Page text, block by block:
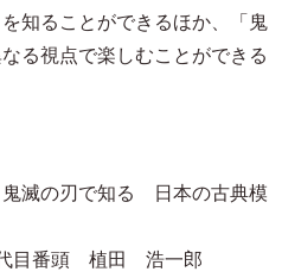
知ることができるほか、「鬼
る視点で楽しむことができる
滅の刃で知る 日本の古典模
目番頭 植田 浩一郎